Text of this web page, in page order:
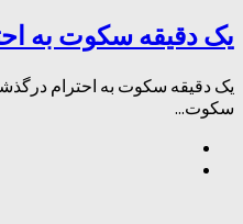
یک دقیقه سکوت به
سکوت...